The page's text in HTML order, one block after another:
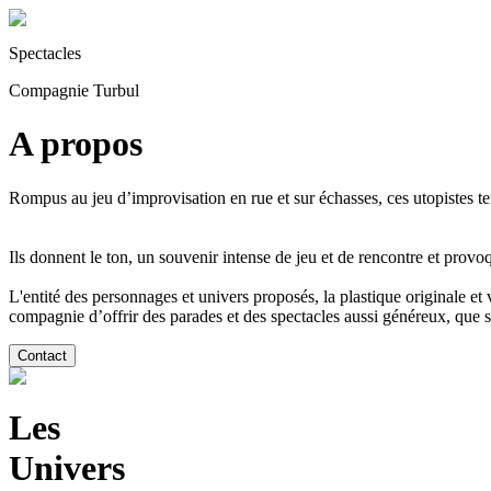
Spectacles
Compagnie Turbul
A propos
Rompus au jeu d’improvisation en rue et sur échasses, ces
Ils donnent le ton, un souvenir intense de jeu et de rencontre et
L'entité des personnages et univers proposés, la plastique originale
compagnie d’offrir des parades et des spectacles aussi généreux, que
Les
Univers